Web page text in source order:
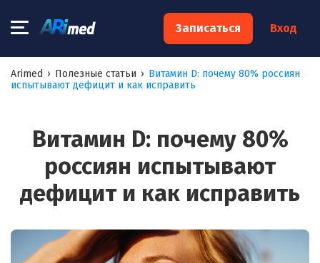
Записаться Вход
Arimed › Полезные статьи › Витамин D: почему 80% россиян
испытывают дефицит и как исправить
Витамин D: почему 80%
россиян испытывают
дефицит и как исправить
×
Запишитесь на консультацию к
специалисту
Ваш телефон:*